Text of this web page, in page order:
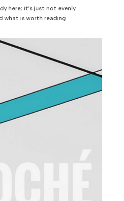
here; it’s just not evenly
what is worth reading.